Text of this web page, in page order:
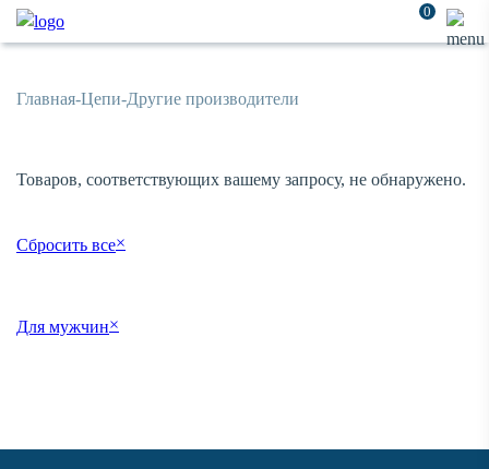
0
Главная-Цепи-Другие производители
Товаров, соответствующих вашему запросу, не обнаружено.
Сбросить все×
Для мужчин×